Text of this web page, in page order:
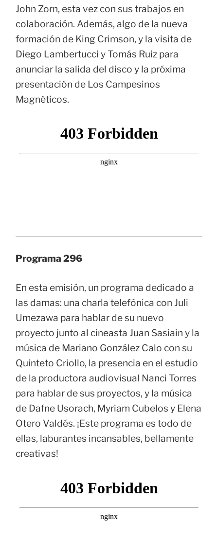
John Zorn, esta vez con sus trabajos en
colaboración. Además, algo de la nueva
formación de King Crimson, y la visita de
Diego Lambertucci y Tomás Ruiz para
anunciar la salida del disco y la próxima
presentación de Los Campesinos
Magnéticos.
Programa 296
En esta emisión, un programa dedicado a
las damas: una charla telefónica con Juli
Umezawa para hablar de su nuevo
proyecto junto al cineasta Juan Sasiain y la
música de Mariano González Calo con su
Quinteto Criollo, la presencia en el estudio
de la productora audiovisual Nanci Torres
para hablar de sus proyectos, y la música
de Dafne Usorach, Myriam Cubelos y Elena
Otero Valdés. ¡Este programa es todo de
ellas, laburantes incansables, bellamente
creativas!